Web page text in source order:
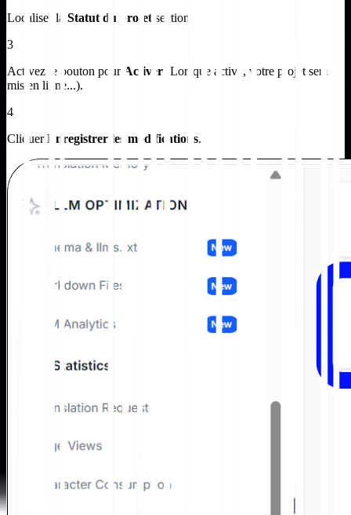
Localiser la Statut du projet section.
3
Activez le bouton pour Activer (Lorsque activé, votre projet sera
mis en ligne...).
4
CliquerEnregistrer les modifications.